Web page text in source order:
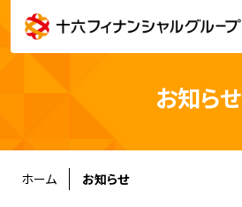
会社情報
サステナビリティ
お知らせ
ホーム お知らせ